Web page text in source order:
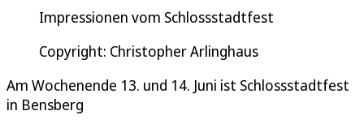
Impressionen vom Schlossstadtfest
Copyright: Christopher Arlinghaus
Am Wochenende 13. und 14. Juni ist Schlossstadtfest
in Bensberg